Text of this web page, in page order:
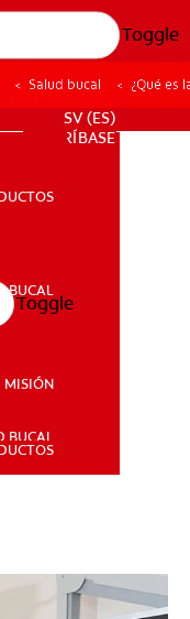
Toggle
SALUD BUCAL
SV (ES)
SUSCRÍBASE
BUCAL
MISIÓN
BUCAL
Toggle
Salud bucal ¿Qué es